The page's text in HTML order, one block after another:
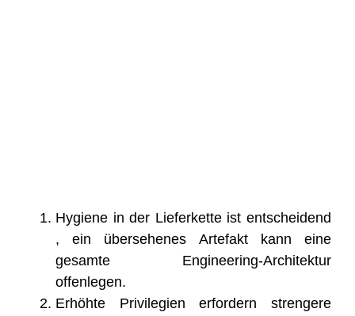
Hygie­ne in der Lie­fer­ket­te ist ent­schei­dend
, ein über­se­he­nes Arte­fakt kann eine
gesam­te Engi­nee­ring-Archi­tek­tur
offenlegen.
Erhöh­te Pri­vi­le­gi­en erfor­dern stren­ge­re